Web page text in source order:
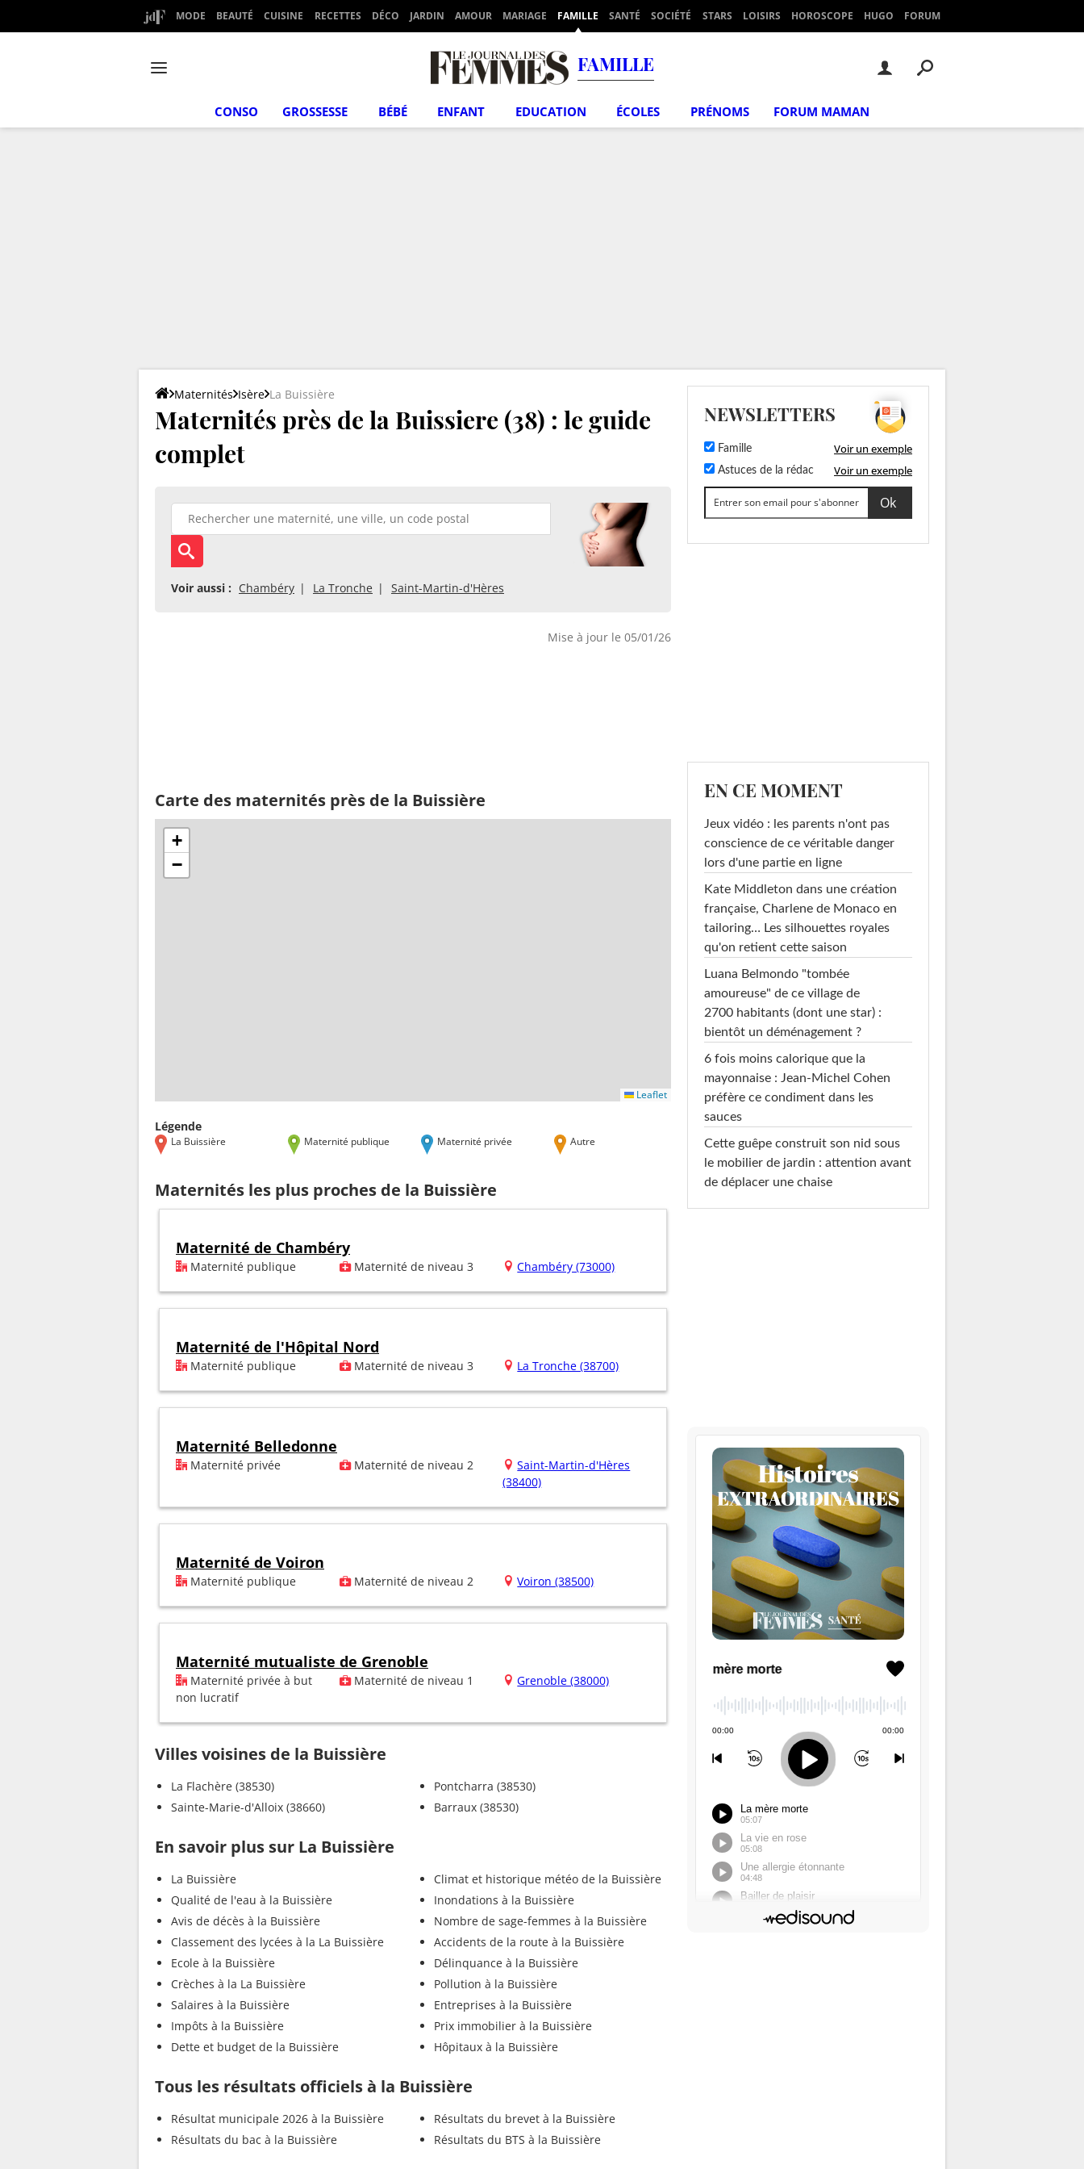
MODE BEAUTÉ CUISINE RECETTES DÉCO JARDIN AMOUR MARIAGE FAMILLE SANTÉ SOCIÉTÉ STARS LOISIRS HOROSCOPE HUGO FORUM
FAMILLE
CONSO GROSSESSE BÉBÉ ENFANT EDUCATION ÉCOLES PRÉNOMS FORUM MAMAN
Maternités Isère La Buissière
Maternités près de la Buissiere (38) : le guide
complet
Voir aussi : Chambéry La Tronche Saint-Martin-d'Hères
Mise à jour le 05/01/26
Carte des maternités près de la Buissière
+
−
Leaflet
Légende
La Buissière Maternité publique Maternité privée Autre
Maternités les plus proches de la Buissière
Maternité de Chambéry
Maternité publique Maternité de niveau 3 Chambéry (73000)
Maternité de l'Hôpital Nord
Maternité publique Maternité de niveau 3 La Tronche (38700)
Maternité Belledonne
Maternité privée Maternité de niveau 2
Saint-Martin-d'Hères
(38400)
Maternité de Voiron
Maternité publique Maternité de niveau 2 Voiron (38500)
Maternité mutualiste de Grenoble
Maternité privée à but
non lucratif
Maternité de niveau 1 Grenoble (38000)
Villes voisines de la Buissière
La Flachère (38530)
Sainte-Marie-d'Alloix (38660)
Pontcharra (38530)
Barraux (38530)
En savoir plus sur La Buissière
La Buissière
Qualité de l'eau à la Buissière
Avis de décès à la Buissière
Classement des lycées à la La Buissière
Ecole à la Buissière
Crèches à la La Buissière
Salaires à la Buissière
Impôts à la Buissière
Dette et budget de la Buissière
Climat et historique météo de la Buissière
Inondations à la Buissière
Nombre de sage-femmes à la Buissière
Accidents de la route à la Buissière
Délinquance à la Buissière
Pollution à la Buissière
Entreprises à la Buissière
Prix immobilier à la Buissière
Hôpitaux à la Buissière
Tous les résultats officiels à la Buissière
Résultat municipale 2026 à la Buissière
Résultats du bac à la Buissière
Résultats du brevet à la Buissière
Résultats du BTS à la Buissière
NEWSLETTERS
Famille Voir un exemple
Astuces de la rédac Voir un exemple
EN CE MOMENT
Jeux vidéo : les parents n'ont pas
conscience de ce véritable danger
lors d'une partie en ligne
Kate Middleton dans une création
française, Charlene de Monaco en
tailoring… Les silhouettes royales
qu'on retient cette saison
Luana Belmondo "tombée
amoureuse" de ce village de
2700 habitants (dont une star) :
bientôt un déménagement ?
6 fois moins calorique que la
mayonnaise : Jean-Michel Cohen
préfère ce condiment dans les
sauces
Cette guêpe construit son nid sous
le mobilier de jardin : attention avant
de déplacer une chaise